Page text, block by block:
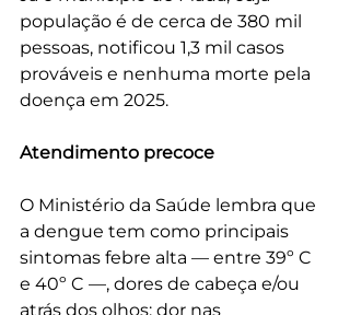
população é de cerca de 380 mil
pessoas, notificou 1,3 mil casos
prováveis e nenhuma morte pela
doença em 2025.
Atendimento precoce
O Ministério da Saúde lembra que
a dengue tem como principais
sintomas febre alta — entre 39º C
e 40º C —, dores de cabeça e/ou
atrás dos olhos; dor nas